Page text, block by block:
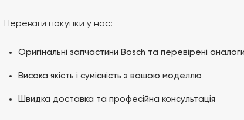
Переваги покупки у нас:
Оригінальні запчастини Bosch та перевірені аналоги
Висока якість і сумісність з вашою моделлю
Швидка доставка та професійна консультація